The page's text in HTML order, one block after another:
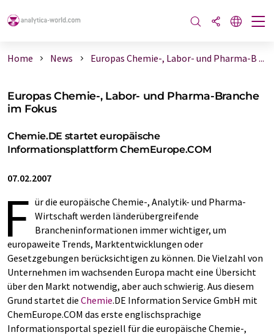
Home News Europas Chemie-, Labor- und Pharma-B ...
Europas Chemie-, Labor- und Pharma-Branche
im Fokus
Chemie.DE startet europäische
Informationsplattform ChemEurope.COM
07.02.2007
F ür die europäische Chemie-, Analytik- und Pharma-
Wirtschaft werden länderübergreifende
Brancheninformationen immer wichtiger, um
europaweite Trends, Marktentwicklungen oder
Gesetzgebungen berücksichtigen zu können. Die Vielzahl von
Unternehmen im wachsenden Europa macht eine Übersicht
über den Markt notwendig, aber auch schwierig. Aus diesem
Grund startet die Chemie.DE Information Service GmbH mit
ChemEurope.COM das erste englischsprachige
Informationsportal speziell für die europäische Chemie-,